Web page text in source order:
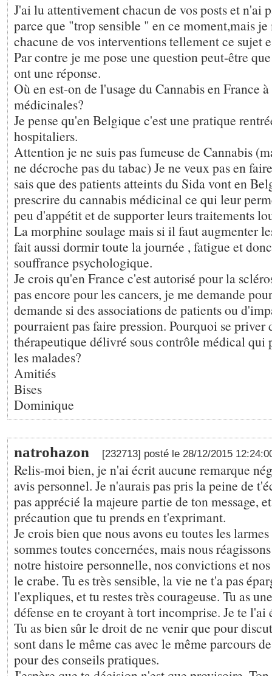
J'ai lu attentivement chacun de vos posts et n'ai
parce que "trop sensible " en ce moment,mais je
chacune de vos interventions tellement ce sujet
Par contre je me pose une question peut-être
ont une réponse.
Où en est-on de l'usage du Cannabis en France
médicinales?
Je pense qu'en Belgique c'est une pratique
hospitaliers.
Attention je ne suis pas fumeuse de Cannabis
ne décroche pas du tabac) Je ne veux pas en
sais que des patients atteints du Sida vont en
prescrire du cannabis médicinal ce qui leur
peu d'appétit et de supporter leurs traitements
La morphine soulage mais si il faut augmenter
fait aussi dormir toute la journée , fatigue et
souffrance psychologique.
Je crois qu'en France c'est autorisé pour la
pas encore pour les cancers, je me demande
demande si des associations de patients ou
pourraient pas faire pression. Pourquoi se priver
thérapeutique délivré sous contrôle médical qui
les malades?
Amitiés
Bises
Dominique
natrohazon [232713] posté le 28/12/2015
Relis-moi bien, je n'ai écrit aucune remarque
avis personnel. Je n'aurais pas pris la peine de
pas apprécié la majeure partie de ton message,
précaution que tu prends en t'exprimant.
Je crois bien que nous avons eu toutes les
sommes toutes concernées, mais nous
notre histoire personnelle, nos convictions et
le crabe. Tu es très sensible, la vie ne t'a pas
l'expliques, et tu restes très courageuse. Tu as
défense en te croyant à tort incomprise. Je te l'ai
Tu as bien sûr le droit de ne venir que pour
sont dans le même cas avec le même parcours
pour des conseils pratiques.